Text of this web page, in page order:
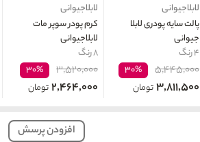
لابلاجیوانی
پالت سایه پودری لابلا
جیوانی
۴ رنگ
۵,۴۴۵,۰۰۰ ۳۰%
۳,۸۱۱,۵۰۰تومان
لابلاجیوانی
کرم پودر سوپر مات
لابلاجیوانی
۸ رنگ
۳,۵۲۰,۰۰۰ ۳۰%
۲,۴۶۴,۰۰۰تومان
افزودن پرسش